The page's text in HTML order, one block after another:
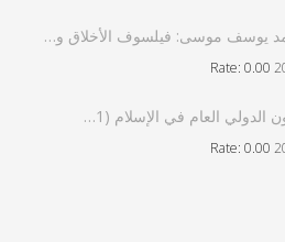
يوسف موسى: فيلسوف الأخلاق و…
Rate: 0.00
الدولي العام في الإسلام (1…
Rate: 0.00